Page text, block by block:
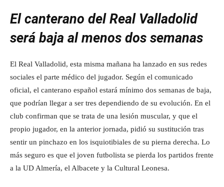
El canterano del Real Valladolid
será baja al menos dos semanas
El Real Valladolid, esta misma mañana ha lanzado en sus redes
sociales el parte médico del jugador. Según el comunicado
oficial, el canterano español estará mínimo dos semanas de baja,
que podrían llegar a ser tres dependiendo de su evolución. En el
club confirman que se trata de una lesión muscular, y que el
propio jugador, en la anterior jornada, pidió su sustitución tras
sentir un pinchazo en los isquiotibiales de su pierna derecha. Lo
más seguro es que el joven futbolista se pierda los partidos frente
a la UD Almería, el Albacete y la Cultural Leonesa.